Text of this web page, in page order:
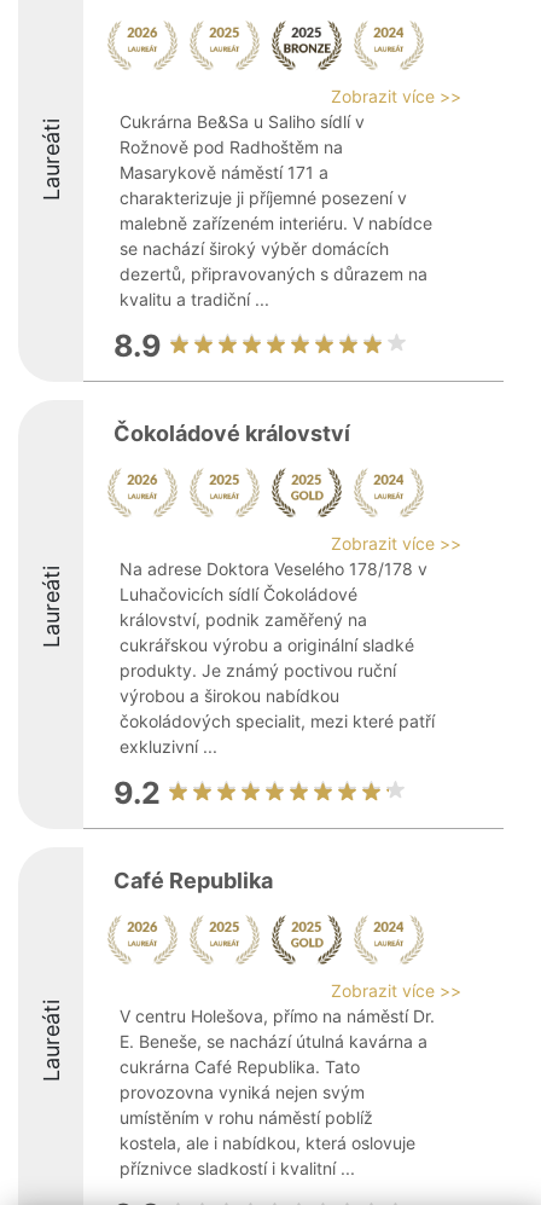
Laureáti
Zobrazit více >>
Cukrárna Be&Sa u Saliho sídlí v
Rožnově pod Radhoštěm na
Masarykově náměstí 171 a
charakterizuje ji příjemné posezení v
malebně zařízeném interiéru. V nabídce
se nachází široký výběr domácích
dezertů, připravovaných s důrazem na
kvalitu a tradiční ...
8.9
Laureáti
Čokoládové království
Zobrazit více >>
Na adrese Doktora Veselého 178/178 v
Luhačovicích sídlí Čokoládové
království, podnik zaměřený na
cukrářskou výrobu a originální sladké
produkty. Je známý poctivou ruční
výrobou a širokou nabídkou
čokoládových specialit, mezi které patří
exkluzivní ...
9.2
Laureáti
Café Republika
Zobrazit více >>
V centru Holešova, přímo na náměstí Dr.
E. Beneše, se nachází útulná kavárna a
cukrárna Café Republika. Tato
provozovna vyniká nejen svým
umístěním v rohu náměstí poblíž
kostela, ale i nabídkou, která oslovuje
příznivce sladkostí i kvalitní ...